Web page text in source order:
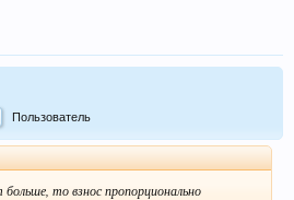
Пользователь
больше, то взнос пропорционально